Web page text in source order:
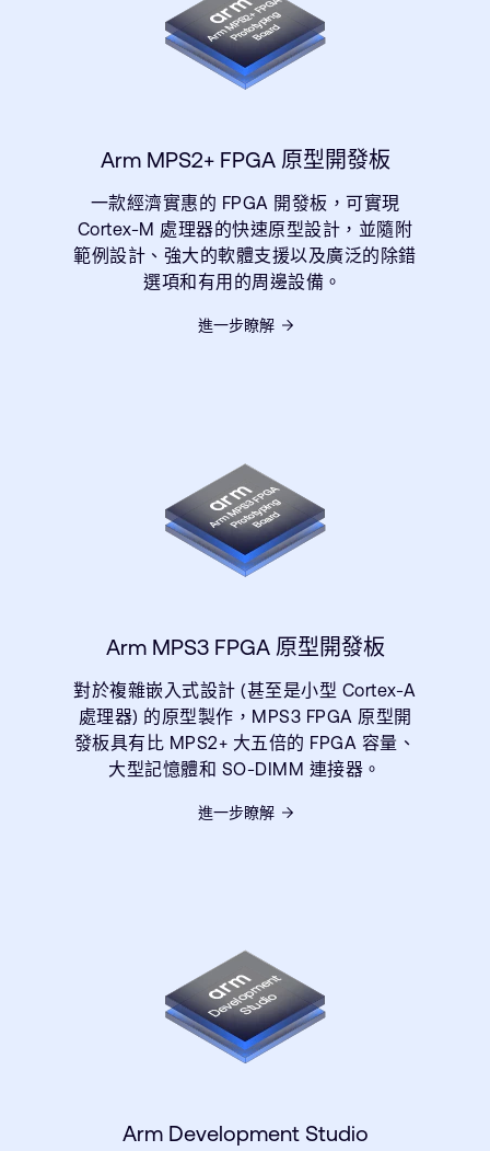
Arm MPS2+ FPGA 原型開發板
一款經濟實惠的 FPGA 開發板，可實現
Cortex-M 處理器的快速原型設計，並隨附
範例設計、強大的軟體支援以及廣泛的除錯
選項和有用的周邊設備。
進一步瞭解
Arm MPS3 FPGA 原型開發板
對於複雜嵌入式設計 (甚至是小型 Cortex-A
處理器) 的原型製作，MPS3 FPGA 原型開
發板具有比 MPS2+ 大五倍的 FPGA 容量、
大型記憶體和 SO-DIMM 連接器。
進一步瞭解
Arm Development Studio